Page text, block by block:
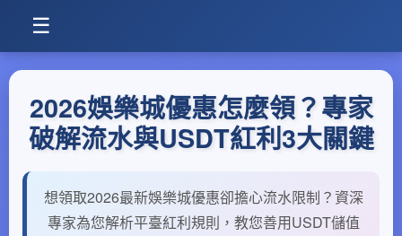
☰
2026娛樂城優惠怎麼領？專家
破解流水與USDT紅利3大關鍵
想領取2026最新娛樂城優惠卻擔心流水限制？資深
專家為您解析平臺紅利規則，教您善用USDT儲值